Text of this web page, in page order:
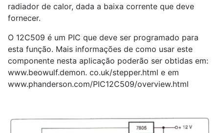
radiador de calor, dada a baixa corrente que deve
fornecer.
O 12C509 é um PIC que deve ser programado para
esta função. Mais informações de como usar este
componente nesta aplicação poderão ser obtidas em:
www.beowulf.demon. co.uk/stepper.html e em
www.phanderson.com/PIC12C509/overview.html